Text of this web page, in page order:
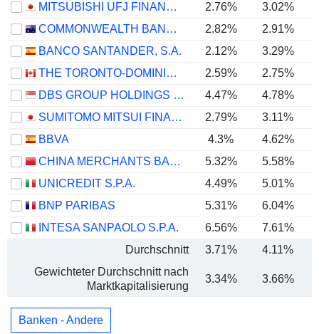
MITSUBISHI UFJ FINANCIAL GROUP, INC.
2.76% 3.02%
COMMONWEALTH BANK OF AUSTRALIA
2.82% 2.91%
BANCO SANTANDER, S.A.
2.12% 3.29%
THE TORONTO-DOMINION BANK
2.59% 2.75%
DBS GROUP HOLDINGS LTD
4.47% 4.78%
SUMITOMO MITSUI FINANCIAL GROUP, INC.
2.79% 3.11%
BBVA
4.3% 4.62%
CHINA MERCHANTS BANK CO., LTD.
5.32%
5.58%
UNICREDIT S.P.A.
4.49% 5.01%
BNP PARIBAS
5.31%
6.04%
INTESA SANPAOLO S.P.A.
6.56% 7.61%
Durchschnitt
3.71% 4.11%
Gewichteter Durchschnitt nach
Marktkapitalisierung
3.34% 3.66%
Banken - Andere